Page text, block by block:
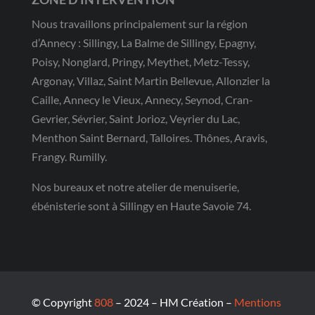
Nous travaillons principalement sur la région
d’Annecy : Sillingy, La Balme de Sillingy, Epagny,
Poisy, Nonglard, Pringy, Meythet, Metz-Tessy,
Argonay, Villaz, Saint Martin Bellevue, Allonzier la
Caille, Annecy le Vieux, Annecy, Seynod, Cran-
Gevrier, Sévrier, Saint Jorioz, Veyrier du Lac,
Menthon Saint Bernard, Talloires. Thônes, Aravis,
Frangy. Rumilly.
Nos bureaux et notre atelier de menuiserie,
ébénisterie sont à Sillingy en Haute Savoie 74.
© Copyright808– 2024 – HM Création – Mentions